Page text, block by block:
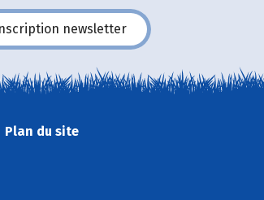
Inscription newsletter
Plan du site